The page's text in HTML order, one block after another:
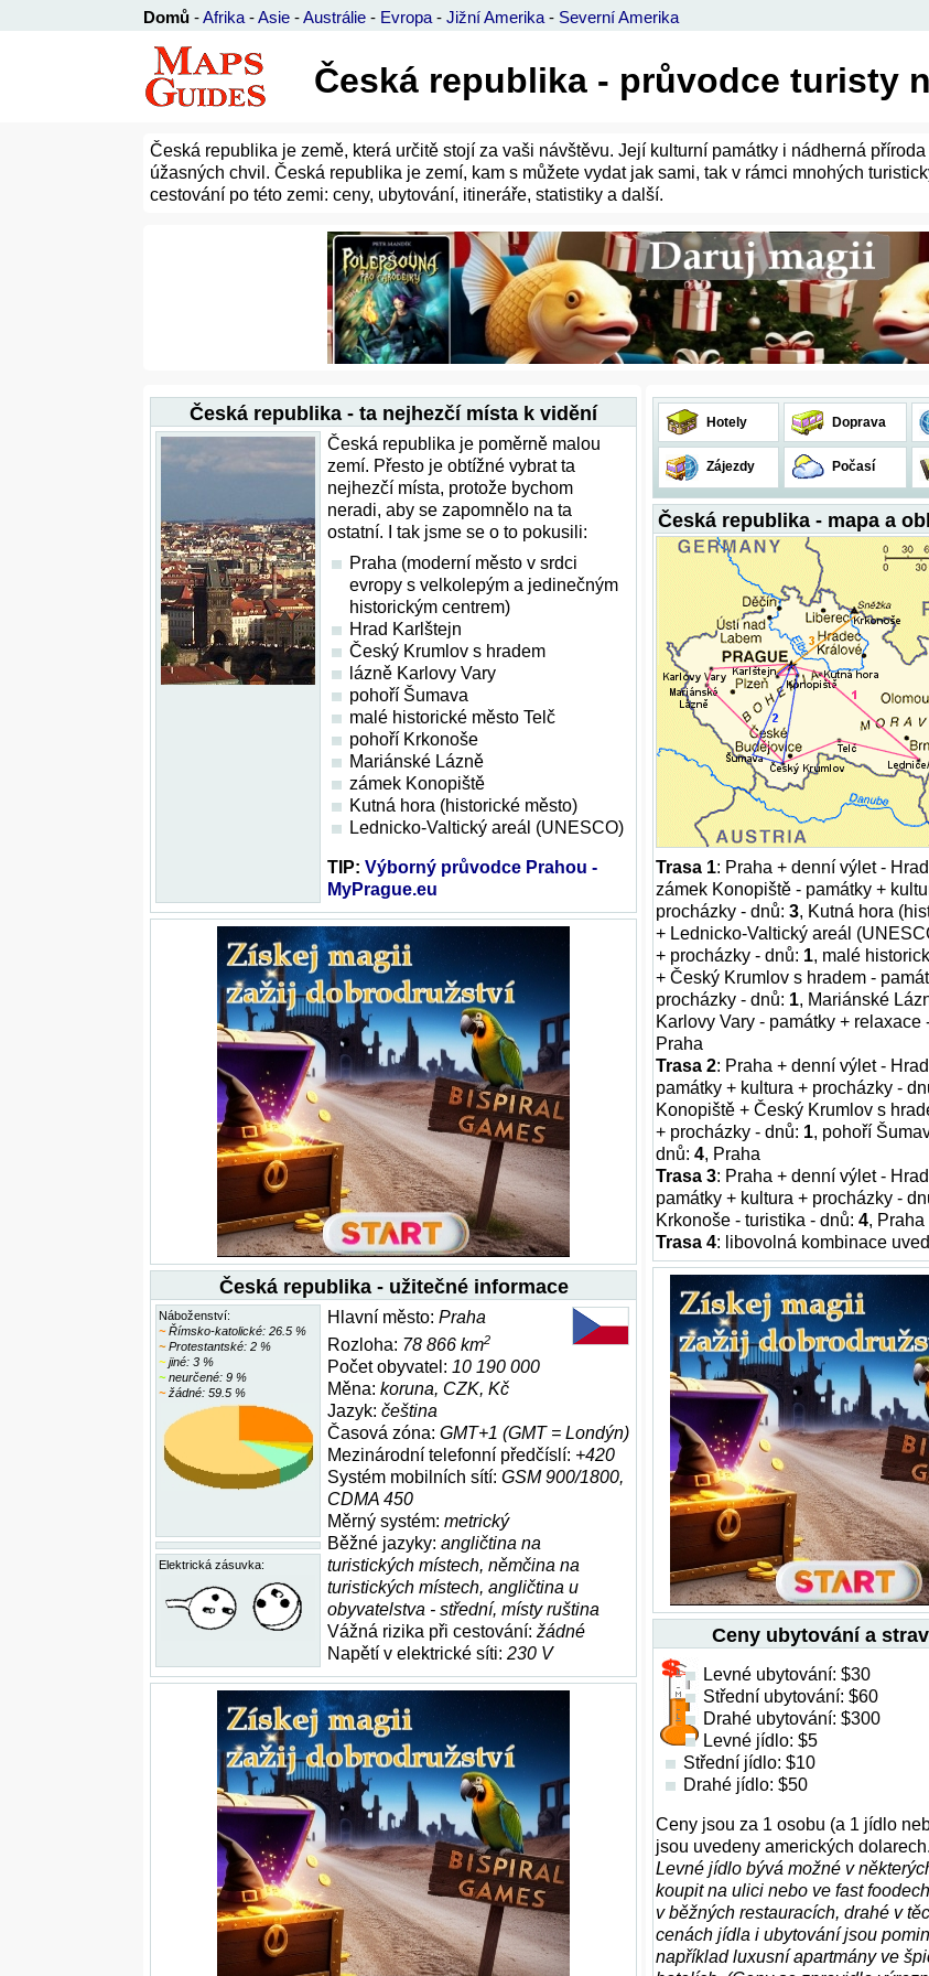
Domů -Afrika -Asie -Austrálie - Evropa - Jižní Amerika - Severní Amerika
Česká republika - průvodce turisty
Česká republika je země, která určitě stojí za vaši návštěvu. Její kulturní památky i nádherná
úžasných chvil. Česká republika je zemí, kam s můžete vydat jak sami, tak v rámci mnohých
cestování po této zemi: ceny, ubytování, itineráře, statistiky a další.
Česká republika - ta nejhezčí místa k vidění
Česká republika je poměrně malou
zemí. Přesto je obtížné vybrat ta
nejhezčí místa, protože bychom
neradi, aby se zapomnělo na ta
ostatní. I tak jsme se o to pokusili:
Praha (moderní město v srdci
evropy s velkolepým a jedinečným
historickým centrem)
Hrad Karlštejn
Český Krumlov s hradem
lázně Karlovy Vary
pohoří Šumava
malé historické město Telč
pohoří Krkonoše
Mariánské Lázně
zámek Konopiště
Kutná hora (historické město)
Lednicko-Valtický areál (UNESCO)
TIP: Výborný průvodce Prahou -
MyPrague.eu
Česká republika - užitečné informace
Náboženství:
~Římsko-katolické: 26.5 %
~Protestantské: 2 %
~jiné: 3 %
~neurčené: 9 %
~žádné: 59.5 %
Hlavní město: Praha
Rozloha: 78 866 km2
Počet obyvatel: 10 190 000
Měna: koruna, CZK, Kč
Jazyk: čeština
Časová zóna: GMT+1 (GMT = Londýn)
Mezinárodní telefonní předčíslí: +420
Systém mobilních sítí: GSM 900/1800,
CDMA 450
Měrný systém: metrický
Běžné jazyky: angličtina na
turistických místech, němčina na
turistických místech, angličtina u
obyvatelstva - střední, místy ruština
Vážná rizika při cestování: žádné
Napětí v elektrické síti: 230 V
Elektrická zásuvka:
Hotely Doprava
Zájezdy Počasí
Česká republika - mapa a
Trasa 1: Praha + denní výlet -
zámek Konopiště - památky +
procházky - dnů: 3, Kutná hora
+ Lednicko-Valtický areál
+ procházky - dnů: 1, malé
+ Český Krumlov s hradem -
procházky - dnů: 1, Mariánské
Karlovy Vary - památky + relaxace
Praha
Trasa 2: Praha + denní výlet -
památky + kultura + procházky -
Konopiště + Český Krumlov s
+ procházky - dnů: 1, pohoří
dnů: 4, Praha
Trasa 3: Praha + denní výlet -
památky + kultura + procházky -
Krkonoše - turistika - dnů: 4, Praha
Trasa 4: libovolná kombinace
Ceny ubytování a
Levné ubytování: $30
Střední ubytování: $60
Drahé ubytování: $300
Levné jídlo: $5
Střední jídlo: $10
Drahé jídlo: $50
Ceny jsou za 1 osobu (a 1 jídlo
jsou uvedeny amerických dolarech.
Levné jídlo bývá možné v
koupit na ulici nebo ve fast
v běžných restauracích, drahé v
cenách jídla i ubytování jsou
například luxusní apartmány ve